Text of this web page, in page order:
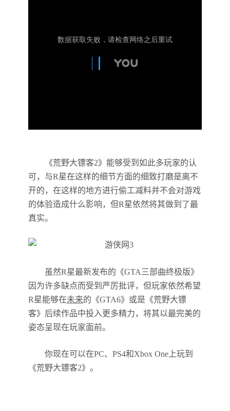
《荒野大镖客2》能够受到如此多玩家的认
可，与R星在这样的细节方面的细致打磨是离不
开的，在这样的地方进行偷工减料并不会对游戏
的体验造成什么影响，但R星依然将其做到了最
真实。
虽然R星最新发布的《GTA三部曲终极版》
因为许多缺点而受到严厉批评，但玩家依然希望
R星能够在未来的《GTA6》或是《荒野大镖
客》后续作品中投入更多精力，将其以最完美的
姿态呈现在玩家面前。
你现在可以在PC、PS4和Xbox One上玩到
《荒野大镖客2》。